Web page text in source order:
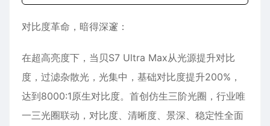
对比度革命，暗得深邃：
在超高亮度下，当贝S7 Ultra Max从光源提升对比
度，过滤杂散光，光集中，基础对比度提升200%，
达到8000:1原生对比度。首创仿生三阶光圈，行业唯
一三光圈联动，对比度、清晰度、景深、稳定性全面